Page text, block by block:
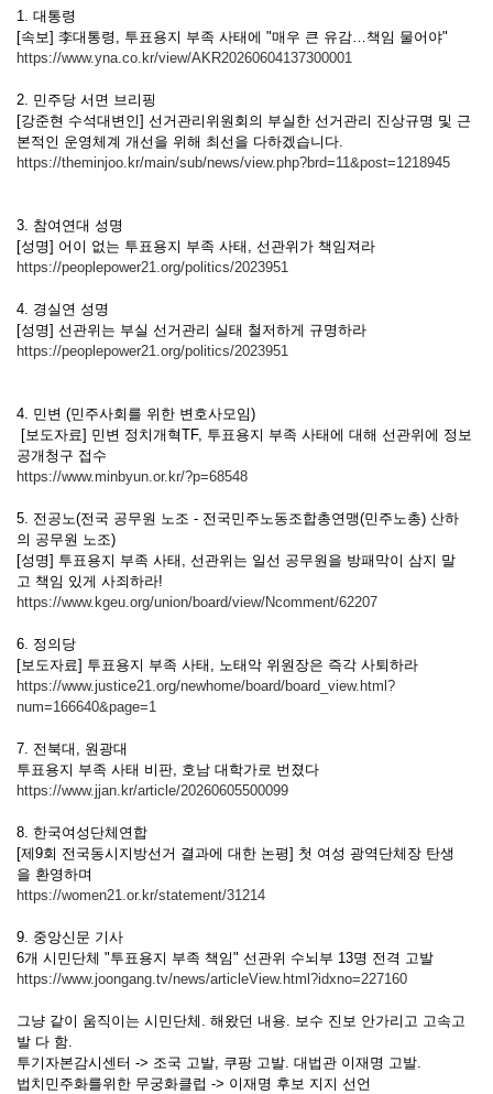
1. 대통령
[속보] 李대통령, 투표용지 부족 사태에 "매우 큰 유감…책임 물어야"
https://www.yna.co.kr/view/AKR20260604137300001
2. 민주당 서면 브리핑
[강준현 수석대변인] 선거관리위원회의 부실한 선거관리 진상규명 및 근
본적인 운영체계 개선을 위해 최선을 다하겠습니다.
https://theminjoo.kr/main/sub/news/view.php?brd=11&post=1218945
3. 참여연대 성명
[성명] 어이 없는 투표용지 부족 사태, 선관위가 책임져라
https://peoplepower21.org/politics/2023951
4. 경실연 성명
[성명] 선관위는 부실 선거관리 실태 철저하게 규명하라
https://peoplepower21.org/politics/2023951
4. 민변 (민주사회를 위한 변호사모임)
[보도자료] 민변 정치개혁TF, 투표용지 부족 사태에 대해 선관위에 정보
공개청구 접수
https://www.minbyun.or.kr/?p=68548
5. 전공노(전국 공무원 노조 - 전국민주노동조합총연맹(민주노총) 산하
의 공무원 노조)
[성명] 투표용지 부족 사태, 선관위는 일선 공무원을 방패막이 삼지 말
고 책임 있게 사죄하라!
https://www.kgeu.org/union/board/view/Ncomment/62207
6. 정의당
[보도자료] 투표용지 부족 사태, 노태악 위원장은 즉각 사퇴하라
https://www.justice21.org/newhome/board/board_view.html?
num=166640&page=1
7. 전북대, 원광대
투표용지 부족 사태 비판, 호남 대학가로 번졌다
https://www.jjan.kr/article/20260605500099
8. 한국여성단체연합
[제9회 전국동시지방선거 결과에 대한 논평] 첫 여성 광역단체장 탄생
을 환영하며
https://women21.or.kr/statement/31214
9. 중앙신문 기사
6개 시민단체 "투표용지 부족 책임" 선관위 수뇌부 13명 전격 고발
https://www.joongang.tv/news/articleView.html?idxno=227160
그냥 같이 움직이는 시민단체. 해왔던 내용. 보수 진보 안가리고 고속고
발 다 함.
투기자본감시센터 -> 조국 고발, 쿠팡 고발. 대법관 이재명 고발.
법치민주화를위한 무궁화클럽 -> 이재명 후보 지지 선언